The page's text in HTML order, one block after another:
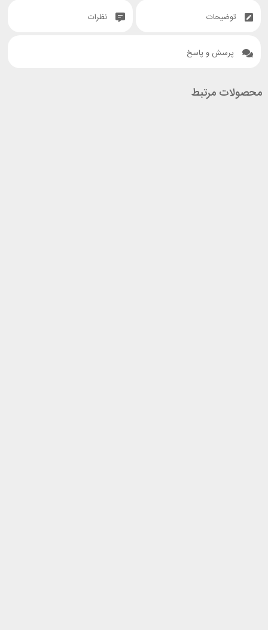
توضیحات نظرات
پرسش و پاسخ
محصولات مرتبط